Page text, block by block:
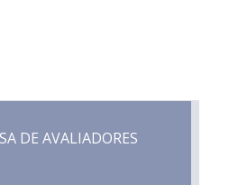
DE AVALIADORES